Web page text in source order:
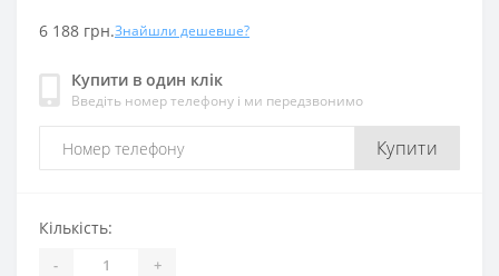
6 188 грн.Знайшли дешевше?
Купити в один клік
Введіть номер телефону і ми передзвонимо
Купити
Кількість:
- +